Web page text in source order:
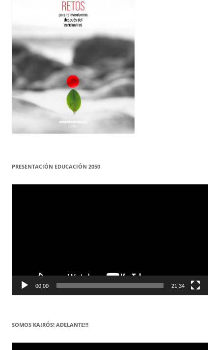
PRESENTACIÓN EDUCACIÓN 2050
Reproductor
00:00 21:34
SOMOS KAIRÓS! ADELANTE!!!
Reproductor